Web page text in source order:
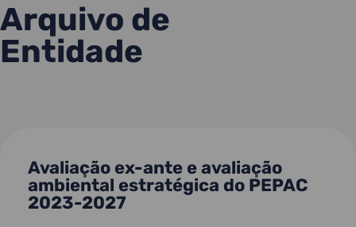
Arquivo de
Entidade
Avaliação ex-ante e avaliação
ambiental estratégica do PEPAC
2023-2027